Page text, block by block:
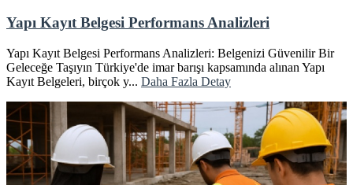
Yapı Kayıt Belgesi Performans Analizleri
Yapı Kayıt Belgesi Performans Analizleri: Belgenizi Güvenilir Bir
Geleceğe Taşıyın Türkiye'de imar barışı kapsamında alınan Yapı
Kayıt Belgeleri, birçok y... Daha Fazla Detay